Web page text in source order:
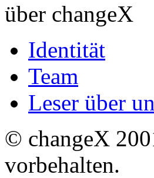
über changeX
Identität
Team
Leser über
© changeX
vorbehalten.